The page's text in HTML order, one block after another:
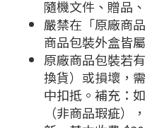
隨機文件、贈品
嚴禁在「原廠商
商品包裝外盒皆
原廠商品包裝若
換貨）或損壞，
中扣抵。補充：
（非商品瑕疵）